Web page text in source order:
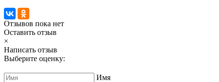
Отзывов пока нет
Оставить отзыв
×
Написать отзыв
Выберите оценку:
Имя